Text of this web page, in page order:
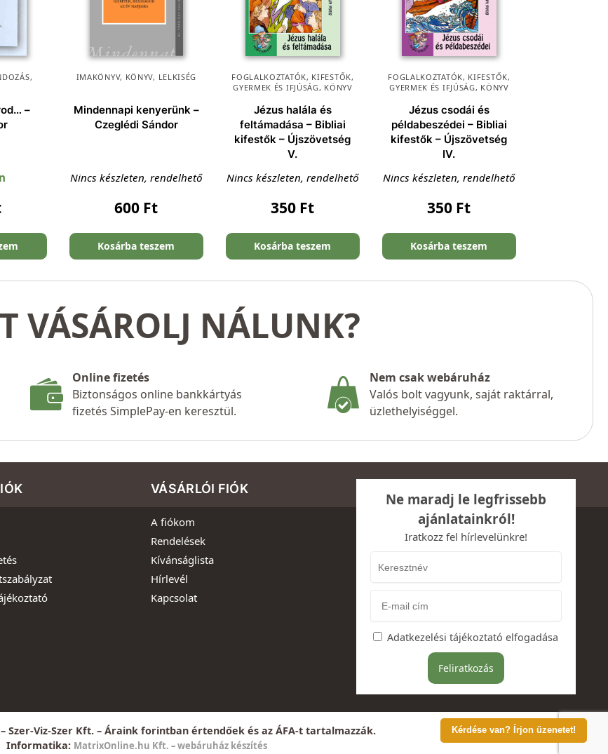
Kérdése van? Írjon üzenetet!
,
–
IMAKÖNYV, KÖNYV, LELKISÉG
Mindennapi kenyerünk –
Czeglédi Sándor
Nincs készleten, rendelhető
600 Ft
Kosárba teszem
FOGLALKOZTATÓK, KIFESTŐK,
GYERMEK ÉS IFJÚSÁG, KÖNYV
Jézus halála és
feltámadása – Bibliai
kifestők – Újszövetség
V.
Nincs készleten, rendelhető
350 Ft
Kosárba teszem
FOGLALKOZTATÓK, KIFESTŐK,
GYERMEK ÉS IFJÚSÁG, KÖNYV
Jézus csodái és
példabeszédei – Bibliai
kifestők – Újszövetség
IV.
Nincs készleten, rendelhető
350 Ft
Kosárba teszem
VÁSÁROLJ NÁLUNK?
Online fizetés
Biztonságos online bankkártyás
fizetés SimplePay-en keresztül.
Nem csak webáruház
Valós bolt vagyunk, saját raktárral,
üzlethelyiséggel.
VÁSÁRLÓI FIÓK
A fiókom
Rendelések
Kívánságlista
Hírlevél
Kapcsolat
Ne maradj le legfrissebb
ajánlatainkról!
Iratkozz fel hírlevelünkre!
Adatkezelési tájékoztató elfogadása
– Szer-Viz-Szer Kft. – Áraink forintban értendőek és az ÁFA-t tartalmazzák.
Informatika: MatrixOnline.hu Kft. – webáruház készítés